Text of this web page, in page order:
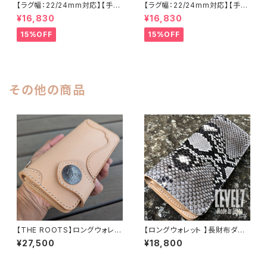
【ラグ幅：22/24mm対応】【手縫
い】【ストレート型】【子穴：円形】
【T2S-ALMBKWHs】アリゲー
ター 腹ワニ 半艶マットブラック
国産なめしの本革 下地 生成り
¥16,830
15%OFF
【ラグ幅：22/24mm対応】【手縫
い】【ストレート型】【子穴：円形】
【2PS-ALBEWHs】アリゲータ
ー 腹ワニ テイル部使用 ウィー
ト/ベージュ 国産なめしの本革
¥16,830
15%OFF
その他の商品
【THE ROOTS】ロングウォレッ
ト ナチュラル バイカーズウォレッ
ト LW001B2-DEC1 LEVEL7
¥27,500
【ロングウォレット 】長財布ダイ
ヤモンドパイソン本革 加脂オイ
ルレザー（ヌメ革）手縫い 日本製
¥18,800